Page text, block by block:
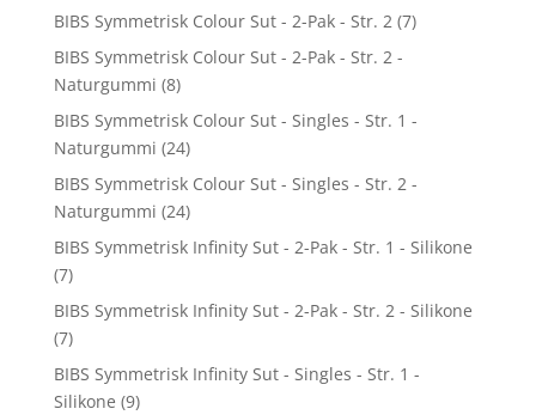
BIBS Symmetrisk Colour Sut - 2-Pak - Str. 2 (7)
BIBS Symmetrisk Colour Sut - 2-Pak - Str. 2 -
Naturgummi (8)
BIBS Symmetrisk Colour Sut - Singles - Str. 1 -
Naturgummi (24)
BIBS Symmetrisk Colour Sut - Singles - Str. 2 -
Naturgummi (24)
BIBS Symmetrisk Infinity Sut - 2-Pak - Str. 1 - Silikone
(7)
BIBS Symmetrisk Infinity Sut - 2-Pak - Str. 2 - Silikone
(7)
BIBS Symmetrisk Infinity Sut - Singles - Str. 1 -
Silikone (9)